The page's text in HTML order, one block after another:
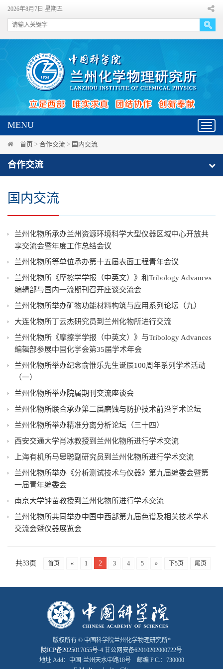
2026年8月7日 星期五
MENU
首页 > 合作交流 > 国内交流
合作交流
国内交流
兰州化物所承办兰州资源环境科学大型仪器区域中心开放共
享交流会暨年度工作总结会议
兰州化物所等单位承办第十五届表面工程青年会议
兰州化物所《摩擦学学报（中英文）》和Tribology Advances
编辑部与国内一流期刊召开座谈交流会
兰州化物所举办矿物功能材料构筑与应用系列论坛（九）
大连化物所丁云杰研究员到兰州化物所进行交流
兰州化物所《摩擦学学报（中英文）》与Tribology Advances
编辑部参展中国化学会第35届学术年会
兰州化物所举办纪念俞惟乐先生诞辰100周年系列学术活动
（一）
兰州化物所举办院属期刊交流座谈会
兰州化物所联合承办第二届磨蚀与防护技术前沿学术论坛
兰州化物所举办精准分离分析论坛（三十四）
西安交通大学肖冰教授到兰州化物所进行学术交流
上海有机所马思聪副研究员到兰州化物所进行学术交流
兰州化物所举办《分析测试技术与仪器》第九届编委会暨第
一届青年编委会
南京大学钟苗教授到兰州化物所进行学术交流
兰州化物所共同举办中国中西部第九届色谱及相关技术学术
交流会暨仪器展览会
共33页 首页 « 1 2 3 4 5 » 下5页 尾页
版权所有 © 中国科学院兰州化学物理研究所*
陇ICP备2025017055号-4 甘公网安备62010202000722号
地址 Add：中国·兰州天水中路18号 邮编 P.C.：730000